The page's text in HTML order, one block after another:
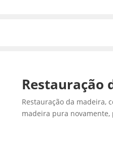
Restauração
Restauração da madeira,
madeira pura